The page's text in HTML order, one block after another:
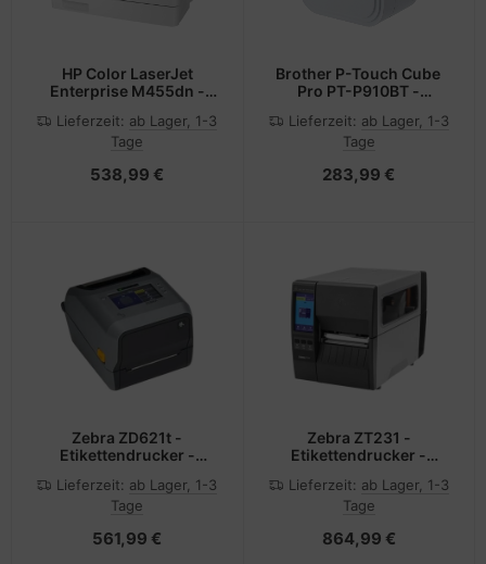
HP Color LaserJet
Enterprise M455dn -
- Laser - A4/Legal - 600
x 600 dpi - bis zu 27
Lieferzeit: ab Lager, 1-3
Tage
538,99 €
Brother P-Touch Cube
Pro PT-P910BT -
Thermotransfer - Rolle
(3,6 cm)
Lieferzeit: ab Lager, 1-3
Tage
283,99 €
Zebra ZD621t -
Etikettendrucker -
(11,8 cm)
Lieferzeit: ab Lager, 1-3
Tage
561,99 €
Zebra ZT231 -
Etikettendrucker -
(11,4 cm)
Lieferzeit: ab Lager, 1-3
Tage
864,99 €